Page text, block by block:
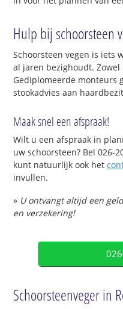
Hulp bij schoorsteen
Schoorsteen vegen is iets
al jaren bezighoudt.
Gediplomeerde monteurs
stookadvies aan
Maak snel een afspraak!
Wilt u een afspraak in
uw schoorsteen? Bel 026-
kunt natuurlijk ook het
invullen.
» U ontvangt altijd een
en verzekering!
Schoorsteenveger in